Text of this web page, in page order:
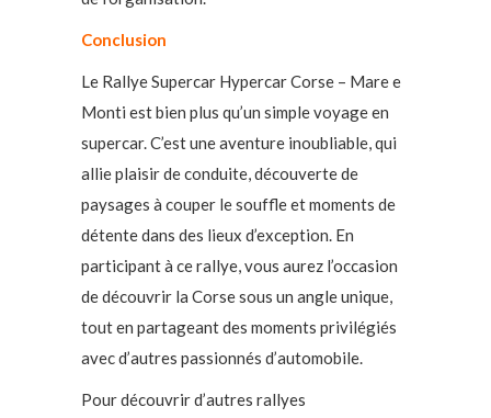
Conclusion
Le Rallye Supercar Hypercar Corse – Mare e
Monti est bien plus qu’un simple voyage en
supercar. C’est une aventure inoubliable, qui
allie plaisir de conduite, découverte de
paysages à couper le souffle et moments de
détente dans des lieux d’exception. En
participant à ce rallye, vous aurez l’occasion
de découvrir la Corse sous un angle unique,
tout en partageant des moments privilégiés
avec d’autres passionnés d’automobile.
Pour découvrir d’autres rallyes